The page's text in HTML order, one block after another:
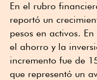
En el rubro
reportó un
pesos en activos.
el ahorro y la
incremento fue de
que representó un